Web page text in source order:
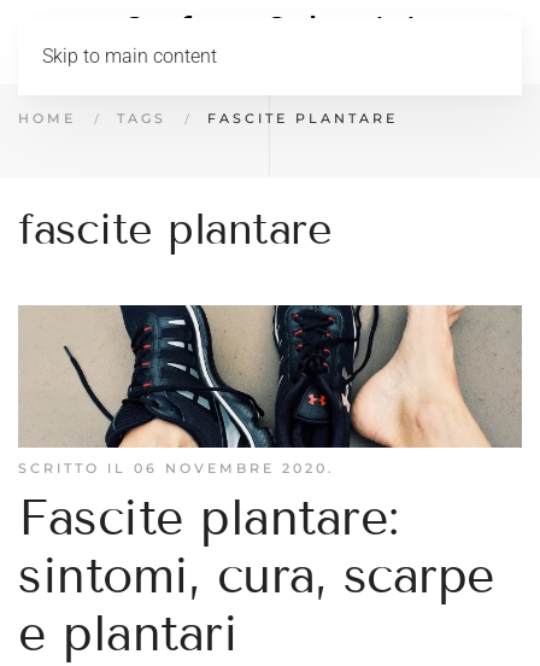
Skip to main content
HOME TAGS FASCITE PLANTARE
fascite plantare
SCRITTO IL 06 NOVEMBRE 2020 .
Fascite plantare:
sintomi, cura, scarpe
e plantari